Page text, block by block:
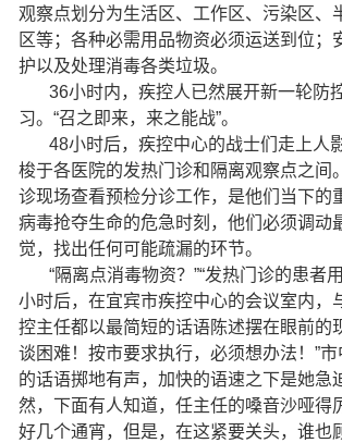
观察点划分为生活区、工作区、污染区、
区等；各种必需用品物资必须运送到位；
护以及处理消毒各类垃圾。
36小时内，疾控人已然展开新一轮防
习。“召之即来，来之能战”。
48小时后，疾控中心的战士们走上人
梭于各医院的发热门诊和隔离观察点之间
诊现场查看预检分诊工作，是他们当下的
病毒抢夺生命的危急时刻，他们必须调动
觉，找出任何可能疏漏的环节。
“隔离点消毒物资？”“发热门诊的患者
小时后，在宜宾市疾控中心的会议室内，
控主任都以最简短的话语陈述摆在眼前的
谈困难！按市要求执行，必须想办法！”
的话语掷地有声，加快的语速之下是她急
然，下面有人知道，任主任的嗓音沙哑得
好几个通宵，但是，在这紧要关头，谁也